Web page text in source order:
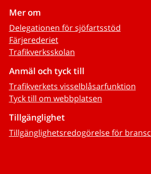
Mer om
Delegationen för sjöfartsstöd
Färjerederiet
Trafikverksskolan
Anmäl och tyck till
Trafikverkets visselblåsarfunktion
Tyck till om webbplatsen
Tillgänglighet
Tillgänglighetsredogörelse för